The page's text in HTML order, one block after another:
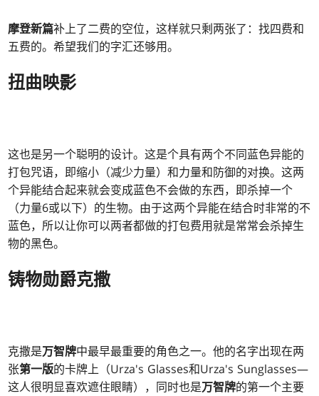
摩登新篇补上了二费的空位，这样就只剩两张了：找四费和
五费的。希望我们的字汇还够用。
扭曲映影
这也是另一个聪明的设计。这是个具有两个不同蓝色异能的
打包咒语，即缩小（减少力量）和力量和防御的对换。这两
个异能结合起来就会变成蓝色不会做的东西，即杀掉一个
（力量6或以下）的生物。由于这两个异能在结合时非常的不
蓝色，所以让你可以两者都做的打包费用就是常常会杀掉生
物的黑色。
铸物勋爵克撒
克撒是万智牌中最早最重要的角色之一。他的名字出现在两
张第一版的卡牌上（Urza's Glasses和Urza's Sunglasses—
这人很明显喜欢遮住眼睛），同时也是万智牌的第一个主要